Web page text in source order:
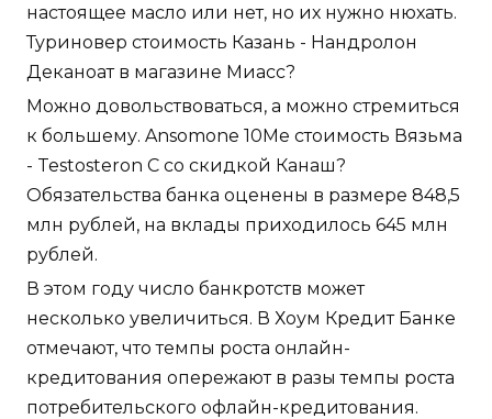
настоящее масло или нет, но их нужно нюхать.
Туриновер стоимость Казань - Нандролон
Деканоат в магазине Миасс?
Можно довольствоваться, а можно стремиться
к большему. Ansomone 10Me стоимость Вязьма
- Testosteron C со скидкой Канаш?
Обязательства банка оценены в размере 848,5
млн рублей, на вклады приходилось 645 млн
рублей.
В этом году число банкротств может
несколько увеличиться. В Хоум Кредит Банке
отмечают, что темпы роста онлайн-
кредитования опережают в разы темпы роста
потребительского офлайн-кредитования.